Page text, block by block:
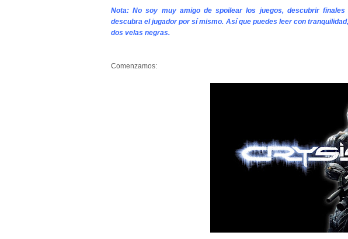
Nota:No soy muy amigo de spoilear los juegos, descubrir finales
descubra el jugador por sí mismo. Así que puedes leer con
dos velas negras.
Comenzamos: